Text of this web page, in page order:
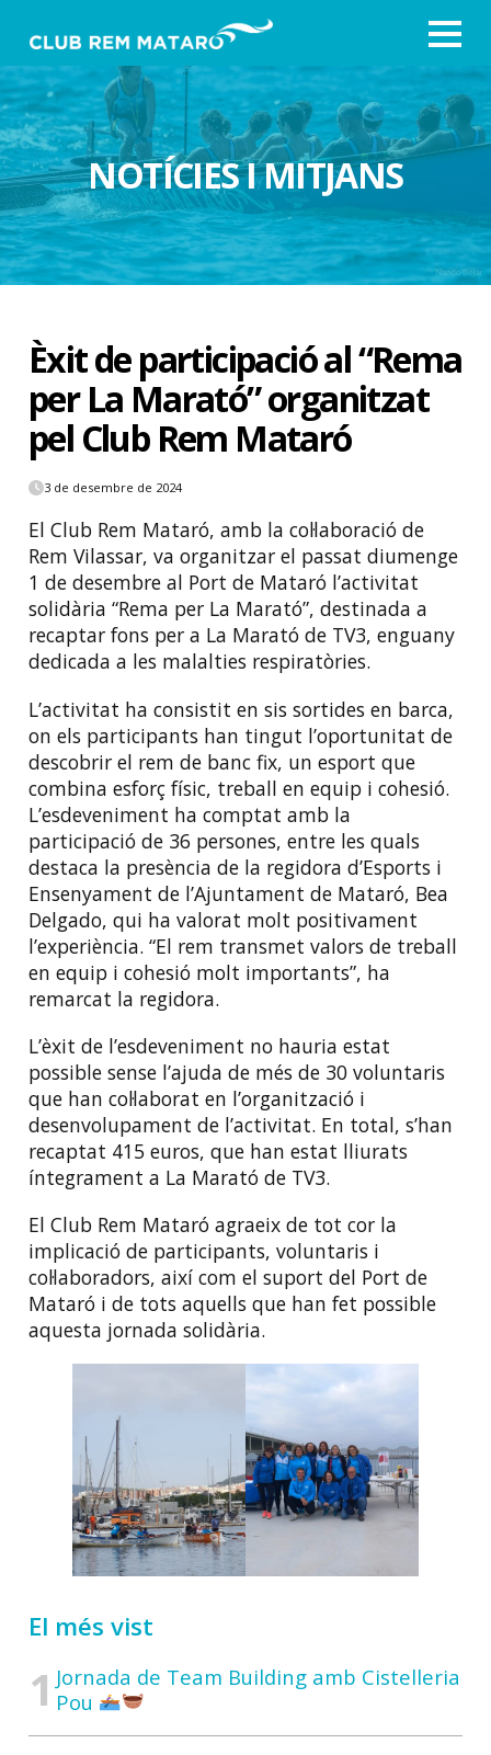
NOTÍCIES I MITJANS
Èxit de participació al “Rema
per La Marató” organitzat
pel Club Rem Mataró
3 de desembre de 2024
El Club Rem Mataró, amb la col·laboració de
Rem Vilassar, va organitzar el passat diumenge
1 de desembre al Port de Mataró l’activitat
solidària “Rema per La Marató”, destinada a
recaptar fons per a La Marató de TV3, enguany
dedicada a les malalties respiratòries.
L’activitat ha consistit en sis sortides en barca,
on els participants han tingut l’oportunitat de
descobrir el rem de banc fix, un esport que
combina esforç físic, treball en equip i cohesió.
L’esdeveniment ha comptat amb la
participació de 36 persones, entre les quals
destaca la presència de la regidora d’Esports i
Ensenyament de l’Ajuntament de Mataró, Bea
Delgado, qui ha valorat molt positivament
l’experiència. “El rem transmet valors de treball
en equip i cohesió molt importants”, ha
remarcat la regidora.
L’èxit de l’esdeveniment no hauria estat
possible sense l’ajuda de més de 30 voluntaris
que han col·laborat en l’organització i
desenvolupament de l’activitat. En total, s’han
recaptat 415 euros, que han estat lliurats
íntegrament a La Marató de TV3.
El Club Rem Mataró agraeix de tot cor la
implicació de participants, voluntaris i
col·laboradors, així com el suport del Port de
Mataró i de tots aquells que han fet possible
aquesta jornada solidària.
El més vist
Jornada de Team Building amb Cistelleria
Pou